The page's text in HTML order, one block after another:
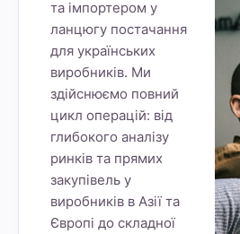
та імпортером у
ланцюгу постачання
для українських
виробників. Ми
здійснюємо повний
цикл операцій: від
глибокого аналізу
ринків та прямих
закупівель у
виробників в Азії та
Європі до складної